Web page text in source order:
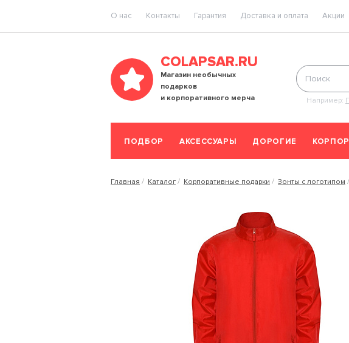
O нас Контакты Гарантия Доставка и оплата Акции
COLAPSAR.RU
Магазин необычных
подарков
и корпоративного мерча
Например:
ПОДБОР АКСЕССУАРЫ ДОРОГИЕ
Главная Каталог Корпоративные подарки Зонты с логотипом